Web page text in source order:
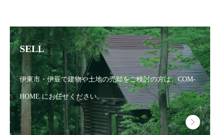
SELL
伊東市・伊豆で建物や土地の売却をご検討の方は、COM-
HOME にお任せください。